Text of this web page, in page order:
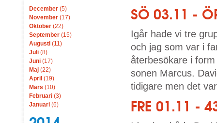
December (5)
November (17)
Oktober (22)
September (15)
Augusti (11)
Juli (8)
Juni (17)
Maj (22)
April (19)
Mars (10)
Februari (3)
Januari (6)
SÖ 03.11 -
Igår hade vi tre
och jag som var i
återbesökare i
sonen Marcus.
tidigare men det
FRE 01.11 -